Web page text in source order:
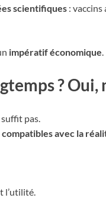
scientifiques :
impératif économique.
?
pas.
avec la
l’utilité.